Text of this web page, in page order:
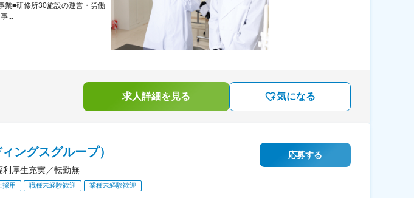
業■研修所30施設の運営・労働
...
求人詳細を見る 気になる
ングスグループ）
厚生充実／転勤無
採用 職種未経験歓迎 業種未経験歓迎
応募する